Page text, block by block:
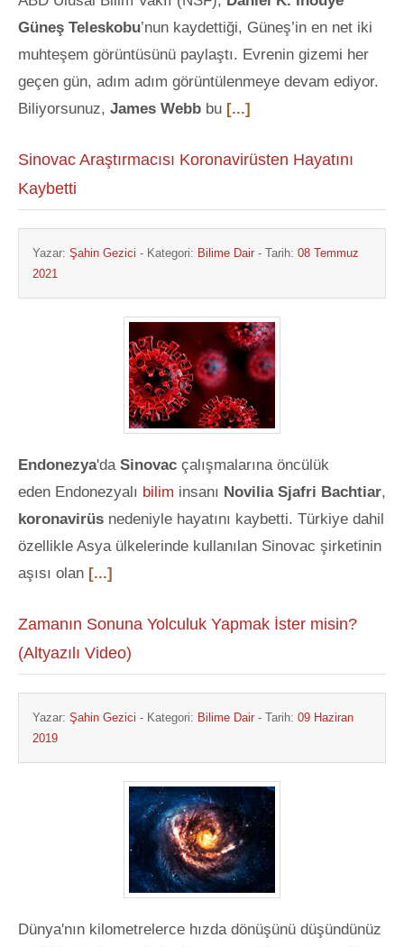
Güneş Teleskobu’nun kaydettiği, Güneş’in en net iki
muhteşem görüntüsünü paylaştı. Evrenin gizemi her
geçen gün, adım adım görüntülenmeye devam ediyor.
Biliyorsunuz, James Webb bu [...]
Sinovac Araştırmacısı Koronavirüsten Hayatını
Kaybetti
Yazar: Şahin Gezici - Kategori: Bilime Dair - Tarih: 08 Temmuz
2021
Endonezya'da Sinovac çalışmalarına öncülük
eden Endonezyalı bilim insanı Novilia Sjafri Bachtiar,
koronavirüs nedeniyle hayatını kaybetti. Türkiye dahil
özellikle Asya ülkelerinde kullanılan Sinovac şirketinin
aşısı olan [...]
Zamanın Sonuna Yolculuk Yapmak İster misin?
(Altyazılı Video)
Yazar: Şahin Gezici - Kategori: Bilime Dair - Tarih: 09 Haziran
2019
Dünya'nın kilometrelerce hızda dönüşünü düşündünüz